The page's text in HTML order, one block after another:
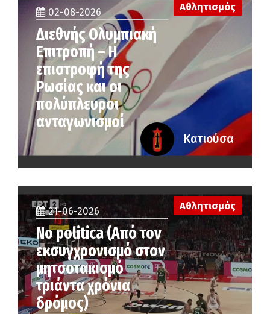
02-08-2026
Διεθνής Ολυμπιακή
Επιτροπή – Η
επιστροφή της
Ρωσίας και οι
πολύπλευροι
ανταγωνισμοί
Αθλητισμός
Κατιούσα
21-06-2026
No politica (Από τον
εκσυγχρονισμό στον
μητσοτακισμό
τριάντα χρόνια
δρόμος)
Αθλητισμός